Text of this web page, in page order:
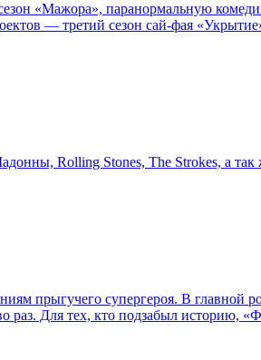
«Мажора», паранормальную
— третий сезон сай-фая
Rolling Stones, The Strokes, а так
прыгучего супергероя. В главной
раз. Для тех, кто подзабыл историю,